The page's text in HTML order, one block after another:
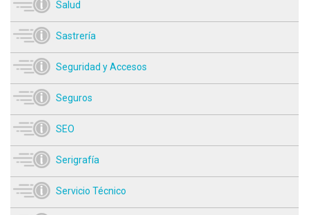
Salud
Sastrería
Seguridad y Accesos
Seguros
SEO
Serigrafía
Servicio Técnico